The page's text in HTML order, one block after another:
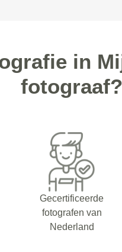
in
fotograaf?
Gecertificeerde
fotografen van
Nederland